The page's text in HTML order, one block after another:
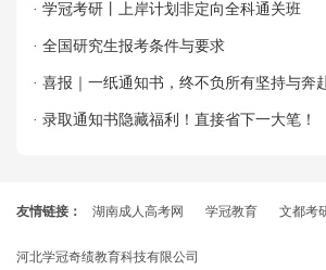
· 学冠考研丨上岸计划非定向全科通关班
· 全国研究生报考条件与要求
· 喜报｜一纸通知书，终不负所有坚持与奔
· 录取通知书隐藏福利！直接省下一大笔！
友情链接： 湖南成人高考网 学冠教育 文都考
河北学冠奇绩教育科技有限公司